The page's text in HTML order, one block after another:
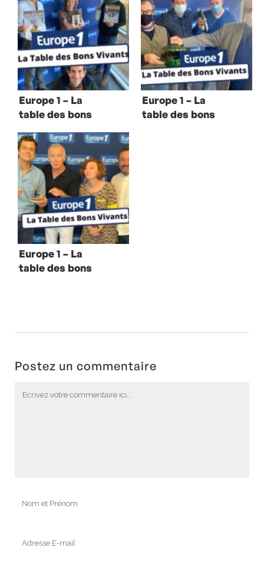
Europe 1 – La
table des bons
Europe 1 – La
table des bons
Europe 1 – La
table des bons
Postez un commentaire